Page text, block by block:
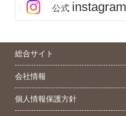
公式 instagram
総合サイト
会社情報
個人情報保護方針